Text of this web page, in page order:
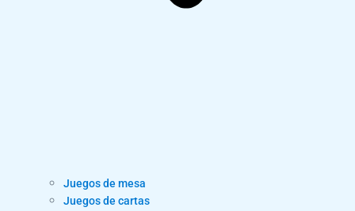
Juegos de mesa
Juegos de cartas